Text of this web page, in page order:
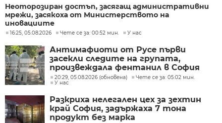
Неоторозиран достъп, засягащ административни
мрежи, засякоха от Министерството на
иновациите
16:25, 05.08.2026 Чете се за: 00:52 мин. У нас
Антимафиоти от Русе първи
засекли следите на групата,
произвеждала фентанил в София
20:29, 05.08.2026 (обновена)
Чете се за: 05:02 мин.
У нас
Разкриха нелегален цех за зехтин
край София, задържаха 7 тона
продукт без марка